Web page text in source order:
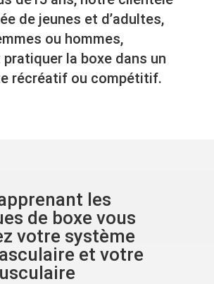
de jeunes et d’adultes,
ou hommes,
pratiquer la boxe dans un
récréatif ou compétitif.
les
de boxe vous
votre système
et votre